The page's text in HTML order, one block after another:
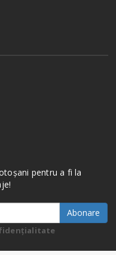
pentru a fi la
Abonare